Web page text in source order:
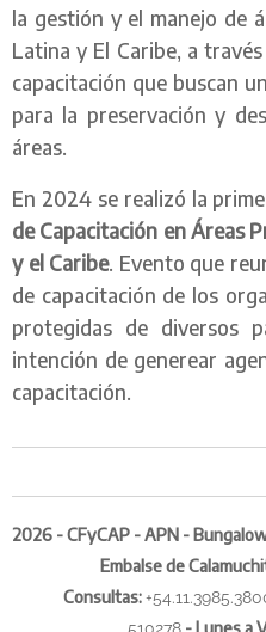
la gestión y el manejo de
Latina y El Caribe, a
capacitación que buscan
para la preservación y
áreas.
En 2024 se realizó la
de Capacitación en Áreas
y el Caribe. Evento que
de capacitación de los
protegidas de diversos
intención de generear
capacitación.
2026 - CFyCAP - APN -
Embalse de
Consultas:
- Lunes a